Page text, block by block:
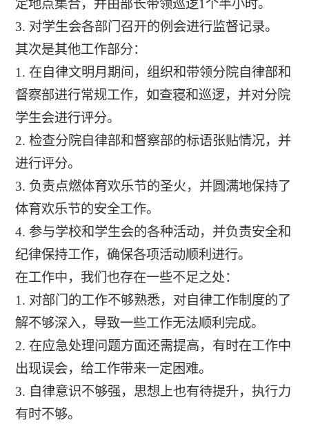
定地点集合，并由部长带领巡逻1个半小时。
3. 对学生会各部门召开的例会进行监督记录。
其次是其他工作部分：
1. 在自律文明月期间，组织和带领分院自律部和
督察部进行常规工作，如查寝和巡逻，并对分院
学生会进行评分。
2. 检查分院自律部和督察部的标语张贴情况，并
进行评分。
3. 负责点燃体育欢乐节的圣火，并圆满地保持了
体育欢乐节的安全工作。
4. 参与学校和学生会的各种活动，并负责安全和
纪律保持工作，确保各项活动顺利进行。
在工作中，我们也存在一些不足之处：
1. 对部门的工作不够熟悉，对自律工作制度的了
解不够深入，导致一些工作无法顺利完成。
2. 在应急处理问题方面还需提高，有时在工作中
出现误会，给工作带来一定困难。
3. 自律意识不够强，思想上也有待提升，执行力
有时不够。